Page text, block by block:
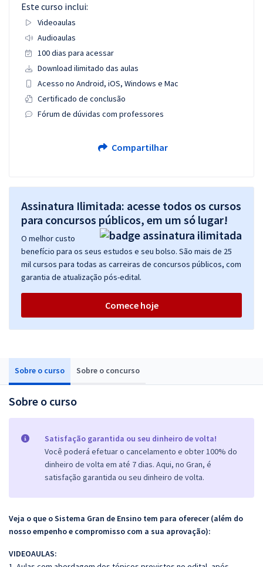
Sobre o curso Sobre o concurso
Sobre o curso
Satisfação garantida ou seu dinheiro de volta!
Você poderá efetuar o cancelamento e obter 100% do
dinheiro de volta em até 7 dias. Aqui, no Gran, é
satisfação garantida ou seu dinheiro de volta.
Veja o que o Sistema Gran de Ensino tem para oferecer (além do
nosso empenho e compromisso com a sua aprovação):
VIDEOAULAS:
Este curso inclui:
Videoaulas
Audioaulas
100 dias para acessar
Download ilimitado das aulas
Acesso no Android, iOS, Windows e Mac
Certificado de conclusão
Fórum de dúvidas com professores
Compartilhar
Assinatura Ilimitada: acesse todos os cursos
para concursos públicos, em um só lugar!
O melhor custo
benefício para os seus estudos e seu bolso. São mais de 25
mil cursos para todas as carreiras de concursos públicos, com
garantia de atualização pós-edital.
Comece hoje